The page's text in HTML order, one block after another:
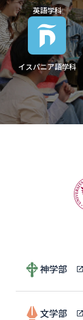
英語学科
イスパニア語学科
神学部
文学部